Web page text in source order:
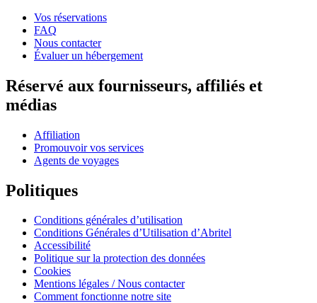
Vos réservations
FAQ
Nous contacter
Évaluer un hébergement
Réservé aux fournisseurs, affiliés et
médias
Affiliation
Promouvoir vos services
Agents de voyages
Politiques
Conditions générales d’utilisation
Conditions Générales d’Utilisation d’Abritel
Accessibilité
Politique sur la protection des données
Cookies
Mentions légales / Nous contacter
Comment fonctionne notre site